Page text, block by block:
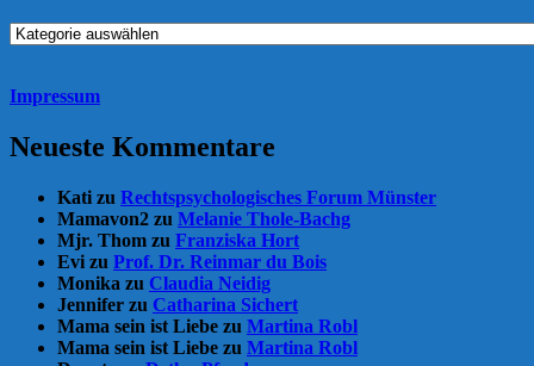
Rubriken
Impressum
Neueste Kommentare
Kati zu Rechtspsychologisches Forum Münster
Mamavon2 zu Melanie Thole-Bachg
Mjr. Thom zu Franziska Hort
Evi zu Prof. Dr. Reinmar du Bois
Monika zu Claudia Neidig
Jennifer zu Catharina Sichert
Mama sein ist Liebe zu Martina Robl
Mama sein ist Liebe zu Martina Robl